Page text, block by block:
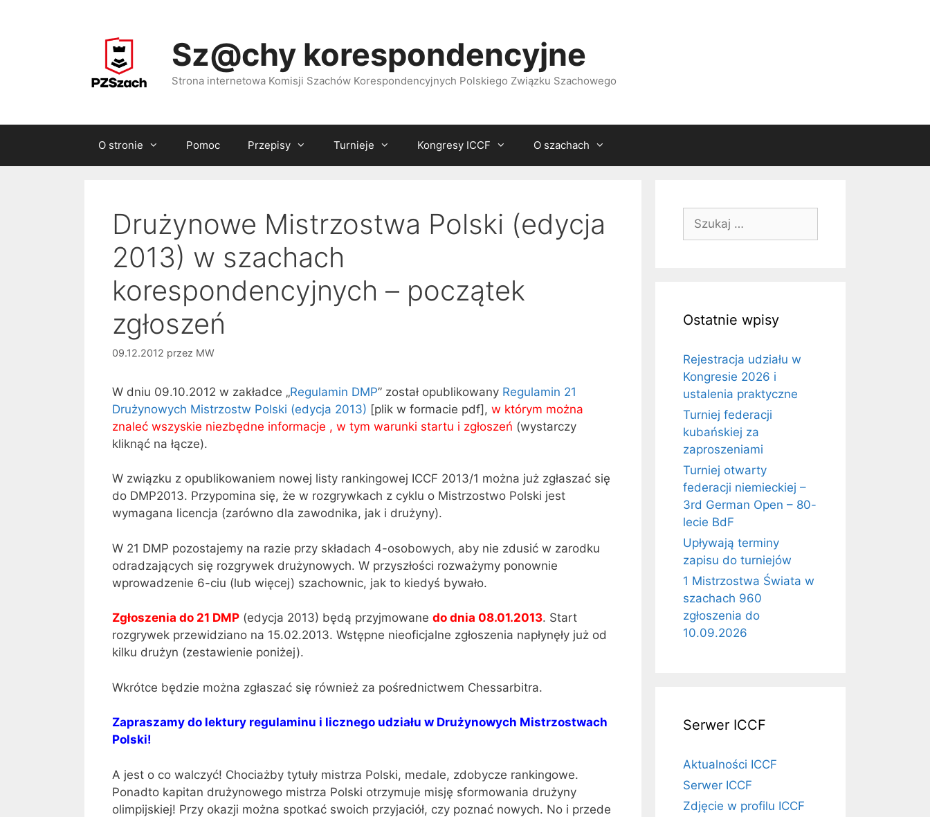
Sz@chy korespondencyjne
Strona internetowa Komisji Szachów Korespondencyjnych Polskiego Związku Szachowego
O stronie Pomoc Przepisy Turnieje Kongresy ICCF O szachach
Drużynowe Mistrzostwa Polski (edycja
2013) w szachach
korespondencyjnych – początek
zgłoszeń
09.12.2012 przez MW
W dniu 09.10.2012 w zakładce „Regulamin DMP” został opublikowany Regulamin 21
Drużynowych Mistrzostw Polski (edycja 2013) [plik w formacie pdf], w którym można
znaleć wszyskie niezbędne informacje , w tym warunki startu i zgłoszeń (wystarczy
kliknąć na łącze).
W związku z opublikowaniem nowej listy rankingowej ICCF 2013/1 można już zgłaszać się
do DMP2013. Przypomina się, że w rozgrywkach z cyklu o Mistrzostwo Polski jest
wymagana licencja (zarówno dla zawodnika, jak i drużyny).
W 21 DMP pozostajemy na razie przy składach 4-osobowych, aby nie zdusić w zarodku
odradzających się rozgrywek drużynowych. W przyszłości rozważymy ponownie
wprowadzenie 6-ciu (lub więcej) szachownic, jak to kiedyś bywało.
Zgłoszenia do 21 DMP (edycja 2013) będą przyjmowane do dnia 08.01.2013. Start
rozgrywek przewidziano na 15.02.2013. Wstępne nieoficjalne zgłoszenia napłynęły już od
kilku drużyn (zestawienie poniżej).
Wkrótce będzie można zgłaszać się również za pośrednictwem Chessarbitra.
Zapraszamy do lektury regulaminu i licznego udziału w Drużynowych Mistrzostwach
Polski!
A jest o co walczyć! Chociażby tytuły mistrza Polski, medale, zdobycze rankingowe.
Ponadto kapitan drużynowego mistrza Polski otrzymuje misję sformowania drużyny
olimpijskiej! Przy okazji można spotkać swoich przyjaciół, czy poznać nowych. No i przede
Ostatnie wpisy
Rejestracja udziału w
Kongresie 2026 i
ustalenia praktyczne
Turniej federacji
kubańskiej za
zaproszeniami
Turniej otwarty
federacji niemieckiej –
3rd German Open – 80-
lecie BdF
Upływają terminy
zapisu do turniejów
1 Mistrzostwa Świata w
szachach 960
zgłoszenia do
10.09.2026
Serwer ICCF
Aktualności ICCF
Serwer ICCF
Zdjęcie w profilu ICCF